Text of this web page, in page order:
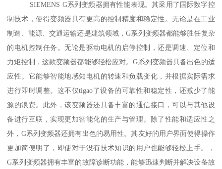
SIEMENS G系列变频器拥有性能表现。其采用了国际数字控
制技术，使得变频器具有更高的控制精度和稳定性。无论是在工业
制造、能源、交通运输还是建筑领域，G系列变频器都能够胜任复杂
的电机控制任务。无论是驱动电机的启停控制，还是调速、定位和
力矩控制，这款变频器都能够轻松应对。G系列变频器具备出色的适
应性。它能够智能地感知电机的转速和负载变化，并根据实际需求
进行即时调整。这不仅tigao了设备的可靠性和稳定性，还减少了能
源的浪费。此外，该变频器还具备丰富的通信接口，可以与其他设
备进行互联，实现更加智能化的生产与管理。除了性能和适应性之
外，G系列变频器还拥有出色的易用性。其友好的用户界面使得操作
更加简便明了，即使对于没有技术知识的用户也能够轻松上手。，
G系列变频器拥有丰富的故障诊断功能，能够迅速判断并解决设备故